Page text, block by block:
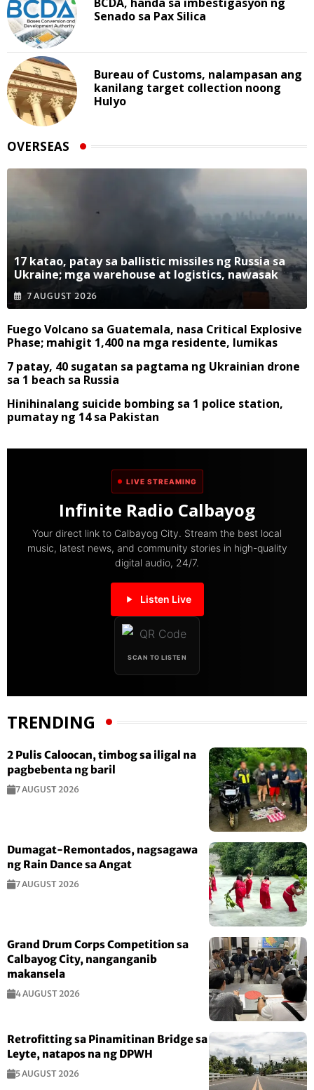
Senado sa Pax Silica
Bureau of Customs, nalampasan ang
kanilang target collection noong
Hulyo
OVERSEAS
17 katao, patay sa ballistic missiles ng Russia sa
Ukraine; mga warehouse at logistics, nawasak
7 AUGUST 2026
Fuego Volcano sa Guatemala, nasa Critical Explosive
Phase; mahigit 1,400 na mga residente, lumikas
7 patay, 40 sugatan sa pagtama ng Ukrainian drone
sa 1 beach sa Russia
Hinihinalang suicide bombing sa 1 police station,
pumatay ng 14 sa Pakistan
LIVE STREAMING
Infinite Radio Calbayog
Your direct link to Calbayog City. Stream the best local
music, latest news, and community stories in high-quality
digital audio, 24/7.
Listen Live
SCAN TO LISTEN
TRENDING
2 Pulis Caloocan, timbog sa iligal na
pagbebenta ng baril
7 AUGUST 2026
Dumagat-Remontados, nagsagawa
ng Rain Dance sa Angat
7 AUGUST 2026
Grand Drum Corps Competition sa
Calbayog City, nanganganib
makansela
4 AUGUST 2026
Retrofitting sa Pinamitinan Bridge sa
Leyte, natapos na ng DPWH
5 AUGUST 2026